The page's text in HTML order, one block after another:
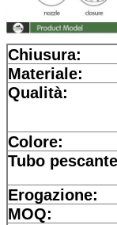
Chiusura:
Materiale:
Qualità:
Colore:
Tubo
Erogazione:
MOQ: